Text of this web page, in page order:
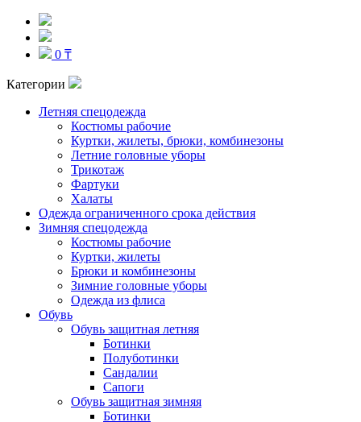
0 ₸
Категории
Летняя спецодежда
Костюмы рабочие
Куртки, жилеты, брюки, комбинезоны
Летние головные уборы
Трикотаж
Фартуки
Халаты
Одежда ограниченного срока действия
Зимняя спецодежда
Костюмы рабочие
Куртки, жилеты
Брюки и комбинезоны
Зимние головные уборы
Одежда из флиса
Обувь
Обувь защитная летняя
Ботинки
Полуботинки
Сандалии
Сапоги
Обувь защитная зимняя
Ботинки